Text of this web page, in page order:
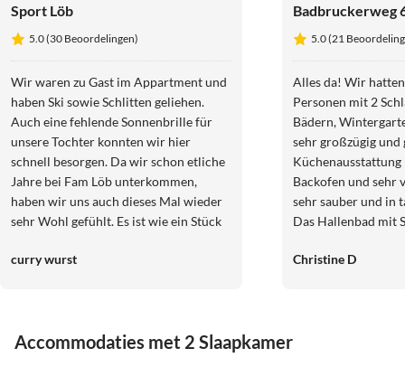
Sport Löb
5.0 (30 Beoordelingen)
Wir waren zu Gast im Appartment und
haben Ski sowie Schlitten geliehen.
Auch eine fehlende Sonnenbrille für
unsere Tochter konnten wir hier
schnell besorgen. Da wir schon etliche
Jahre bei Fam Löb unterkommen,
haben wir uns auch dieses Mal wieder
sehr Wohl gefühlt. Es ist wie ein Stück
Hilfsbereitschaft Man kann die
Gondel. Wir werden denke ich bald
curry wurst
Badbruckerweg
5.0 (21
Alles da! Wir
Personen mit 2
Bädern,
sehr großzügig und
Küchenausstattung
Backofen und sehr
sehr sauber und in
Das Hallenbad mit
kostenlosen E-
Christine D
Accommodaties met 2 Slaapkamer